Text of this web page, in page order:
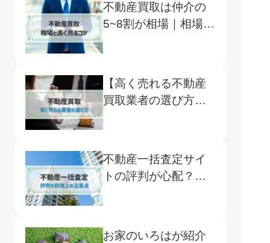
不動産買取は仲介の
5~8割が相場｜相場の
調べ方や高く売るコ
ツまで紹介
【高く売れる不動産
買取業者の選び方】
買取・仲介の違いと
注意点
不動産一括査定サイ
トの評判が心配？よ
くある口コミや注意
点、おすすめサイト
をご紹介
お家のいろはが紹介